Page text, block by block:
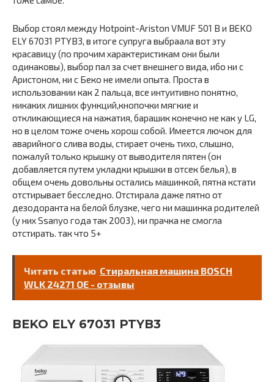
Выбор стоял между Hotpoint-Ariston VMUF 501 B и BEKO
ELY 67031 PTYB3, в итоге супруга выбраала вот эту
красавицу (по прочим характеристикам они были
одинаковы), выбор пал за счет внешнего вида, ибо ни с
Аристоном, ни с Беко не имели опыта. Проста в
использовании как 2 пальца, все интуитивно понятно,
никаких лишних функций,кнопочки мягкие и
откликающиеся на нажатия, барашик конечно не как у LG,
но в целом тоже очень хорош собой. Имеется лючок для
аварийного слива воды, стирает очень тихо, слышно,
пожалуй только крышку от выводителя пятен (он
добавляется путем укладки крышки в отсек белья), в
общем очень довольны остались машинкой, пятна кстати
отстирывает бесследно. Отстирала даже пятно от
дезодоранта на белой блузке, чего ни машинка родителей
(у них Ssanyo года так 2003), ни прачка не смогла
отстирать. так что 5+
Читать статью Стиральная машина BOSCH
WLK 24271 OE - отзывы
BEKO ELY 67031 PTYB3